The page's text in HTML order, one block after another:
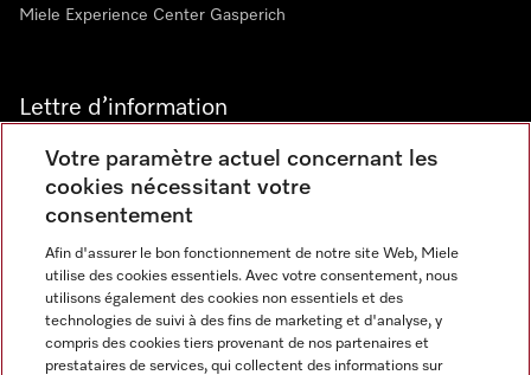
Miele Experience Center Gasperich
Lettre d’information
Langue
FRANCAIS
Votre paramètre actuel concernant les
cookies nécessitant votre
consentement
Afin d'assurer le bon fonctionnement de notre site Web, Miele
utilise des cookies essentiels. Avec votre consentement, nous
utilisons également des cookies non essentiels et des
technologies de suivi à des fins de marketing et d'analyse, y
compris des cookies tiers provenant de nos partenaires et
prestataires de services, qui collectent des informations sur